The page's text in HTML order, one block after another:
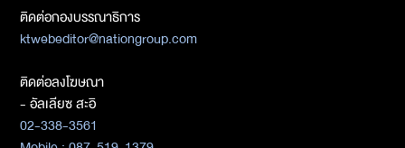
ติดต่อกองบรรณาธิการ
ktwebeditor@nationgroup.com
ติดต่อลงโฆษณา
- อัลเลียซ สะอิ
02-338-3561